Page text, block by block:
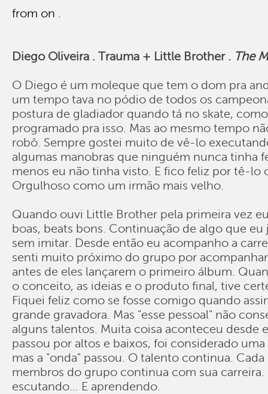
from on .
Diego Oliveira . Trauma + Little Brother . The
O Diego é um moleque que tem o dom pra
um tempo tava no pódio de todos os
postura de gladiador quando tá no skate,
programado pra isso. Mas ao mesmo tempo
robô. Sempre gostei muito de vê-lo
algumas manobras que ninguém nunca tinha
menos eu não tinha visto. E fico feliz por tê-lo
Orgulhoso como um irmão mais velho.
Quando ouvi Little Brother pela primeira vez
boas, beats bons. Continuação de algo que eu
sem imitar. Desde então eu acompanho a
senti muito próximo do grupo por
antes de eles lançarem o primeiro álbum.
o conceito, as ideias e o produto final, tive
Fiquei feliz como se fosse comigo quando
grande gravadora. Mas "esse pessoal" não
alguns talentos. Muita coisa aconteceu desde
passou por altos e baixos, foi considerado
mas a "onda" passou. O talento continua.
membros do grupo continua com sua
escutando... E aprendendo.